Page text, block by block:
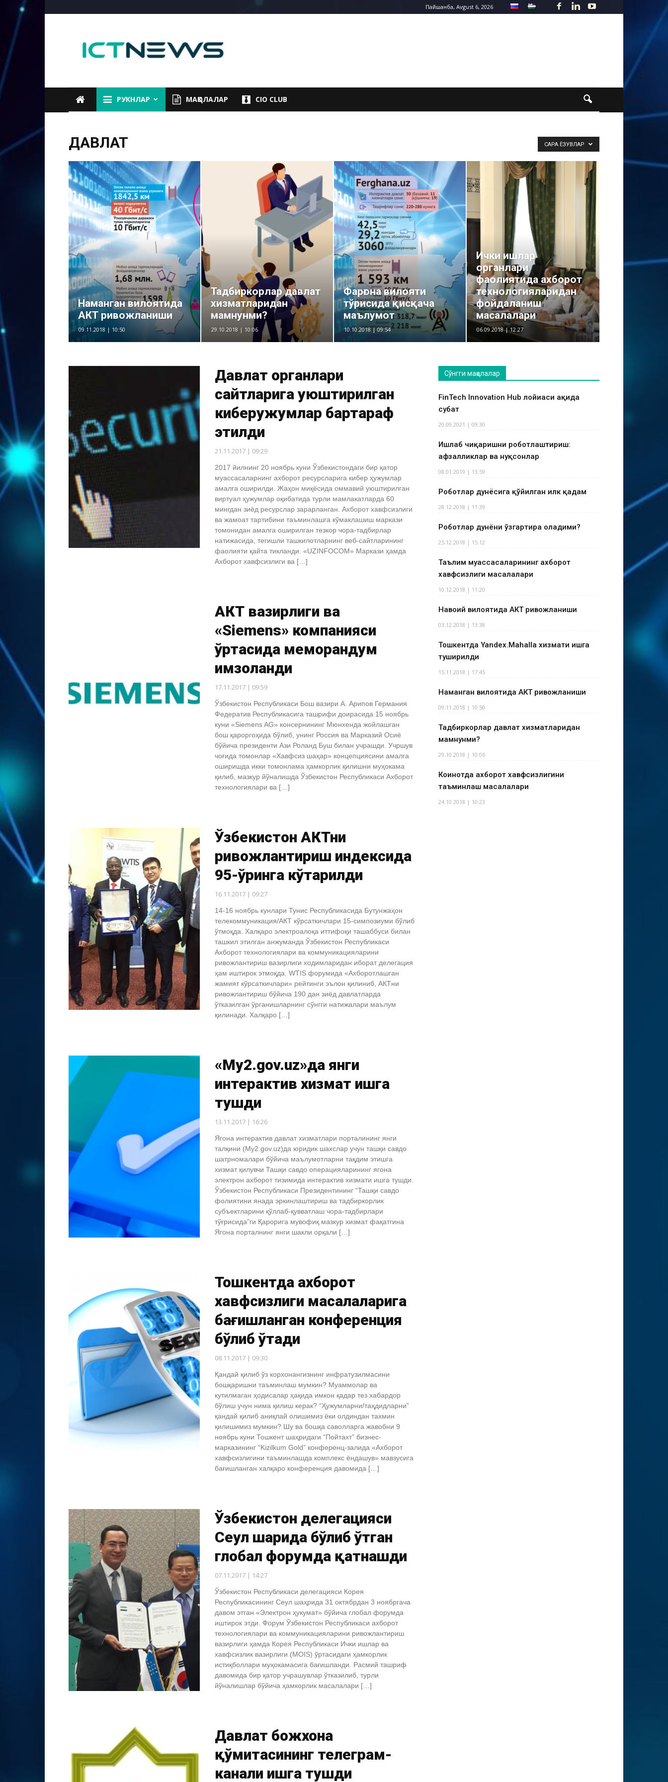
Пайшанба, Avgust 6, 2026
РУКНЛАР МАҚОЛАЛАР CIO CLUB
ДАВЛАТ САРА ЁЗУВЛАР
Наманган вилоятида
АКТ ривожланиши
09.11.2018 | 10:50
Тадбиркорлар давлат
хизматларидан
мамнунми?
29.10.2018 | 10:06
Фарғона вилояти
тўғрисида қисқача
маълумот
10.10.2018 | 09:54
Ички ишлар
органлари
фаолиятида ахборот
технологияларидан
фойдаланиш
масалалари
06.09.2018 | 12:27
Давлат органлари
сайтларига уюштирилган
киберҳужумлар бартараф
этилди
21.11.2017 | 09:29
2017 йилнинг 20 ноябрь куни Ўзбекистондаги бир қатор
муассасаларнинг ахборот ресурсларига кибер ҳужумлар
амалга оширилди. Жаҳон миқёсида оммавий уюштирилган
виртуал ҳужумлар оқибатида турли мамлакатларда 60
мингдан зиёд ресурслар зарарланган. Ахборот хавфсизлиги
ва жамоат тартибини таъминлашга кўмаклашиш маркази
томонидан амалга оширилган тезкор чора-тадбирлар
натижасида, тегишли ташкилотларнинг веб-сайтларининг
фаолияти қайта тикланди. «UZINFOCOM» Маркази ҳамда
Ахборот хавфсизлиги ва […]
АКТ вазирлиги ва
«Siemens» компанияси
ўртасида меморандум
имзоланди
17.11.2017 | 09:59
Ўзбекистон Республикаси Бош вазири A. Арипов Германия
Федератив Республикасига ташрифи доирасида 15 ноябрь
куни «Siemens AG» консернининг Мюнхенда жойлашган
бош қароргоҳида бўлиб, унинг Россия ва Марказий Осиё
бўйича президенти Ази Роланд Буш билан учрашди. Учршув
чоғида томонлар «Хавфсиз шаҳар» концепциясини амалга
оширишда икки томонлама ҳамкорлик қилишни муҳокама
қилиб, мазкур йўналишда Ўзбекистон Республикаси Ахборот
технологиялари ва […]
Ўзбекистон АКТни
ривожлантириш индексида
95-ўринга кўтарилди
16.11.2017 | 09:27
14-16 ноябрь кунлари Тунис Республикасида Бутунжаҳон
телекоммуникация/АКТ кўрсаткичлари 15-симпозиуми бўлиб
ўтмоқда. Халқаро электроалоқа иттифоқи ташаббуси билан
ташкил этилган анжуманда Ўзбекистон Республикаси
Ахборот технологиялари ва коммуникацияларини
ривожлантириш вазирлиги ходимларидан иборат делегация
ҳам иштирок этмоқда. WTIS форумида «Ахборотлашган
жамият кўрсаткичлари» рейтинги эълон қилиниб, АКТни
ривожлантириш бўйича 190 дан зиёд давлатларда
ўтказилган ўрганишларнинг сўнгги натижалари маълум
қилинади. Халқаро […]
«My2.gov.uz»да янги
интерактив хизмат ишга
тушди
13.11.2017 | 16:26
Ягона интерактив давлат хизматлари порталининг янги
талқини (My2.gov.uz)да юридик шахслар учун ташқи савдо
шатрномалари бўйича маълумотларни тақдим этишга
хизмат қилувчи Ташқи савдо операцияларининг ягона
электрон ахборот тизимида интерактив хизмати ишга тушди.
Ўзбекистон Республикаси Президентининг “Ташқи савдо
фолиятини янада эркинлаштириш ва тадбиркорлик
субъектларини қўллаб-қувватлаш чора-тадбирлари
тўғрисида”ги Қарорига мувофиқ мазкур хизмат фақатгина
Ягона порталнинг янги шакли орқали […]
Тошкентда ахборот
хавфсизлиги масалаларига
бағишланган конференция
бўлиб ўтади
08.11.2017 | 09:30
Қандай қилиб ўз корхонангизнинг инфратузилмасини
бошқаришни таъминлаш мумкин? Муаммолар ва
кутилмаган ҳодисалар ҳақида имкон қадар тез хабардор
бўлиш учун нима қилиш керак? “Ҳужумларни/таҳдидларни”
қандай қилиб аниқлай олишимиз ёки олдиндан тахмин
қилишимиз мумкин? Шу ва бошқа саволларга жавобни 9
ноябрь куни Тошкент шаҳридаги “Пойтахт” бизнес-
марказининг “Kizilkum Gold” конференц-залида «Ахборот
хавфсизлигини таъминлашда комплекс ёндашув» мавзусига
бағишланган халқаро конференция давомида […]
Ўзбекистон делегацияси
Сеул шаҳрида бўлиб ўтган
глобал форумда қатнашди
07.11.2017 | 14:27
Ўзбекистон Республикаси делегацияси Корея
Республикасининг Сеул шаҳрида 31 октябрдан 3 ноябргача
давом этган «Электрон ҳукумат» бўйича глобал форумда
иштирок этди. Форум Ўзбекистон Республикаси ахборот
технологиялари ва коммуникацияларини ривожлантириш
вазирлиги ҳамда Корея Республикаси Ички ишлар ва
хавфсизлик вазирлиги (MOIS) ўртасидаги ҳамкорлик
истиқболлари муҳокамасига бағишланди. Расмий ташриф
давомида бир қатор учрашувлар ўтказилиб, турли
йўналишлар бўйича ҳамкорлик масалалари […]
Давлат божхона
қўмитасининг телеграм-
канали ишга тушди
Сўнгги мақолалар
FinTech Innovation Hub лойиҳаси ҳақида
суҳбат
20.09.2021 | 09:30
Ишлаб чиқаришни роботлаштириш:
афзалликлар ва нуқсонлар
08.01.2019 | 13:59
Роботлар дунёсига қўйилган илк қадам
28.12.2018 | 11:39
Роботлар дунёни ўзгартира оладими?
25.12.2018 | 15:12
Таълим муассасаларининг ахборот
хавфсизлиги масалалари
10.12.2018 | 11:20
Навоий вилоятида АКТ ривожланиши
03.12.2018 | 13:38
Тошкентда Yandex.Mahalla хизмати ишга
туширилди
15.11.2018 | 17:45
Наманган вилоятида АКТ ривожланиши
09.11.2018 | 10:50
Тадбиркорлар давлат хизматларидан
мамнунми?
29.10.2018 | 10:06
Коинотда ахборот хавфсизлигини
таъминлаш масалалари
24.10.2018 | 10:23